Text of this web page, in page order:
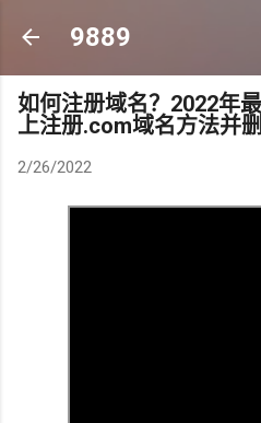
9889
如何注册域名？2022年
上注册.com域名方法并
2/26/2022